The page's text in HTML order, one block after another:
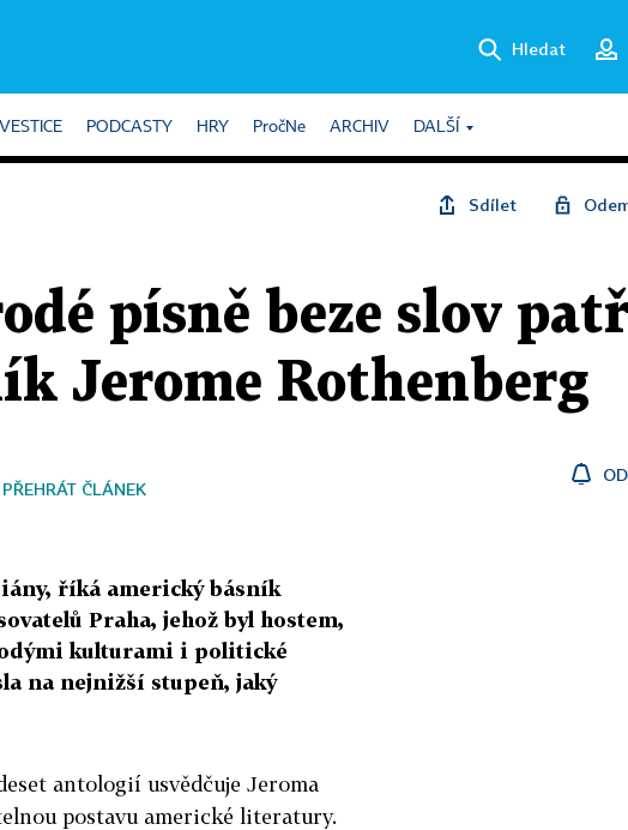
Hledat
PODCASTY HRY PročNe ARCHIV DALŠÍ
Sdílet
písně beze slov
Jerome Rothenberg
PŘEHRÁT ČLÁNEK
říká americký básník
Praha, jehož byl hostem,
kulturami i politické
na nejnižší stupeň, jaký
antologií usvědčuje Jeroma
postavu americké literatury.